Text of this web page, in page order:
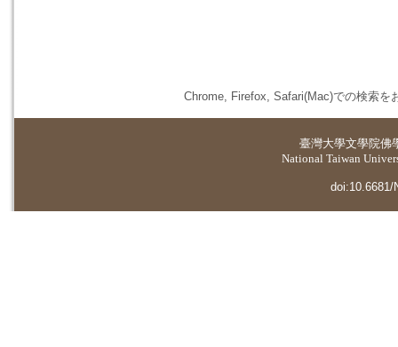
Chrome, Firefox, Safari(Mac)での検索を
臺灣大學文學院佛
National Taiwan
doi:10.6681/